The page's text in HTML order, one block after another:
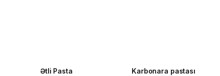
Ətli Pasta Karbonara pastası